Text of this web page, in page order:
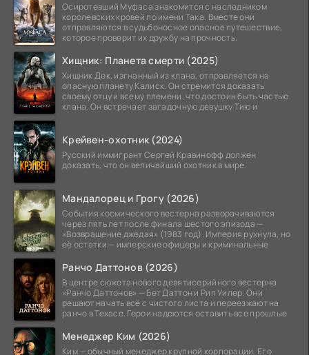
Осиротевший Муфаса знакомится с наследником
королевских кровей по имени Така. Вместе они
отправляются в судьбоносное опасное путешествие,
которое проверит их дружбу на прочность.
Хищник: Планета смерти (2025)
Хищник Дек, изгнанный из клана, отправляется на
опасную планету Калиск. Он стремится доказать
своему отцу и всему племени, что достоин быть частью
клана. Он встречает загадочную девушку Тию и
Крейвен-охотник (2024)
Русский иммигрант Сергей Кравинофф должен
доказать, что он величайший охотник в мире.
Мандалорец и Грогу (2026)
События космического вестерна разворачиваются
через пять лет после финала шестого эпизода —
«Возвращение джедая» (1983 год). Империя рухнула, но
её остатки — имперские офицеры и криминальные
Ранчо Даттонов (2026)
В центре сюжета нового девятисерийного вестерна
«Ранчо Даттонов» — Бет Даттон и Рип Уилер. Они
решают начать всё с чистого листа и переезжают на
ранчо в Техасе. Герои надеются оставить все прошлые
Менеджер Ким (2026)
Ким — обычный менеджер крупной корпорации. Его